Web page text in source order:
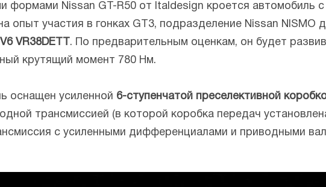
формами Nissan GT-R50 от Italdesign кроется автомобиль
опыт участия в гонках GT3, подразделение Nissan
VR38DETT . По предварительным оценкам, он будет
крутящий момент 780 Нм.
оснащен усиленной 6-ступенчатой преселективной
трансмиссией (в которой коробка передач
с усиленными дифференциалами и приводными